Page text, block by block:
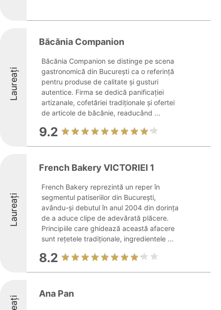
Laureați
Băcănia Companion
Băcănia Companion se distinge pe scena
gastronomică din București ca o referință
pentru produse de calitate și gusturi
autentice. Firma se dedică panificației
artizanale, cofetăriei tradiționale și ofertei
de articole de băcănie, readucând ...
9.2
Laureați
French Bakery VICTORIEI 1
French Bakery reprezintă un reper în
segmentul patiseriilor din București,
avându-și debutul în anul 2004 din dorința
de a aduce clipe de adevărată plăcere.
Principiile care ghidează această afacere
sunt rețetele tradiționale, ingredientele ...
8.2
Ana Pan